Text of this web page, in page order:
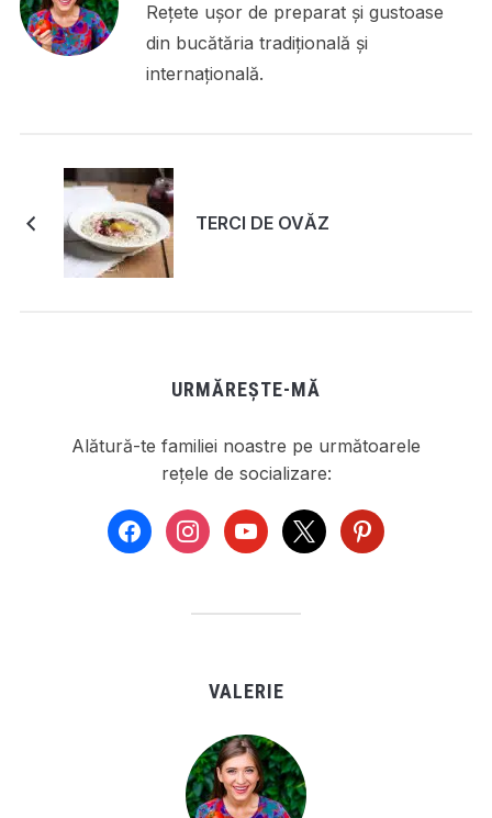
Rețete ușor de preparat și gustoase
din bucătăria tradițională și
internațională.
TERCI DE OVĂZ
URMĂREȘTE-MĂ
Alătură-te familiei noastre pe următoarele
rețele de socializare:
facebookinstagramyoutube
x pinterest
VALERIE